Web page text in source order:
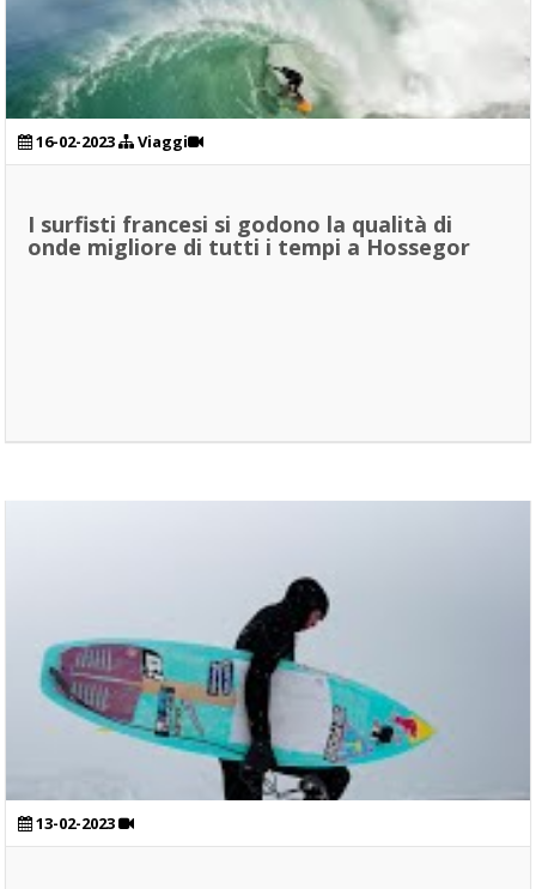
16-02-2023 Viaggi
I surfisti francesi si godono la qualità di
onde migliore di tutti i tempi a Hossegor
13-02-2023